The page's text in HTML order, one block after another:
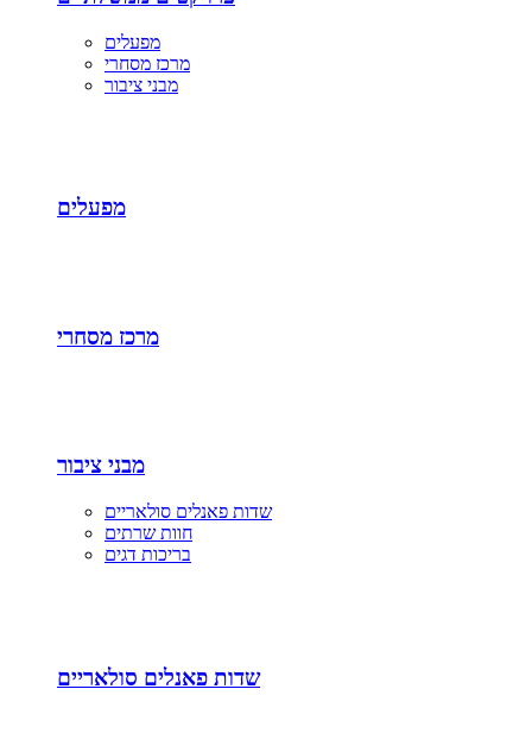
מפעלים
מרכז מסחרי
מבני ציבור
מפעלים
מרכז מסחרי
מבני ציבור
שדות פאנלים סולאריים
חוות שרתים
בריכות דגים
שדות פאנלים סולאריים